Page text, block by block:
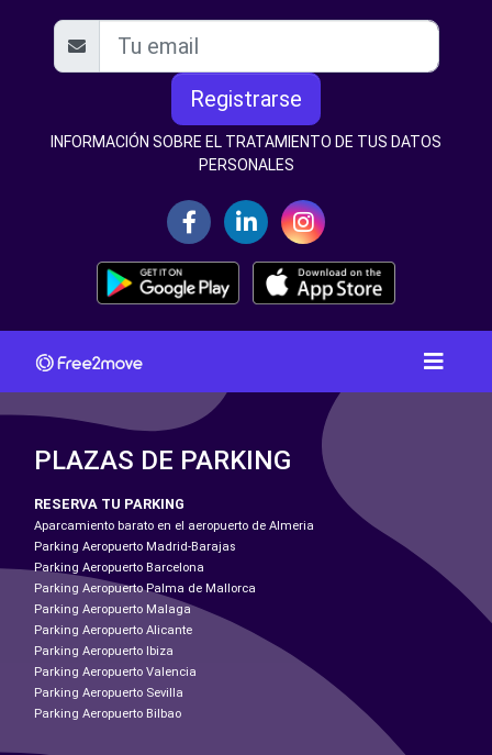
Registrarse
INFORMACIÓN SOBRE EL TRATAMIENTO DE TUS DATOS
PERSONALES
PLAZAS DE PARKING
RESERVA TU PARKING
Aparcamiento barato en el aeropuerto de Almeria
Parking Aeropuerto Madrid-Barajas
Parking Aeropuerto Barcelona
Parking Aeropuerto Palma de Mallorca
Parking Aeropuerto Malaga
Parking Aeropuerto Alicante
Parking Aeropuerto Ibiza
Parking Aeropuerto Valencia
Parking Aeropuerto Sevilla
Parking Aeropuerto Bilbao